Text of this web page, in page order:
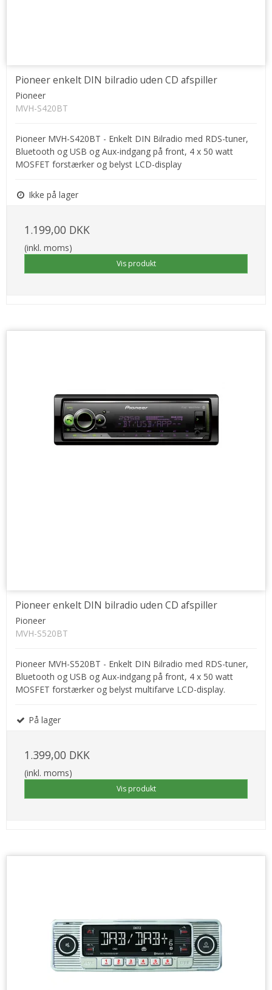
Pioneer enkelt DIN bilradio uden CD afspiller
Pioneer
MVH-S420BT
Pioneer MVH-S420BT - Enkelt DIN Bilradio med RDS-tuner,
Bluetooth og USB og Aux-indgang på front, 4 x 50 watt
MOSFET forstærker og belyst LCD-display
Ikke på lager
1.199,00 DKK
(inkl. moms)
Vis produkt
Pioneer enkelt DIN bilradio uden CD afspiller
Pioneer
MVH-S520BT
Pioneer MVH-S520BT - Enkelt DIN Bilradio med RDS-tuner,
Bluetooth og USB og Aux-indgang på front, 4 x 50 watt
MOSFET forstærker og belyst multifarve LCD-display.
På lager
1.399,00 DKK
(inkl. moms)
Vis produkt